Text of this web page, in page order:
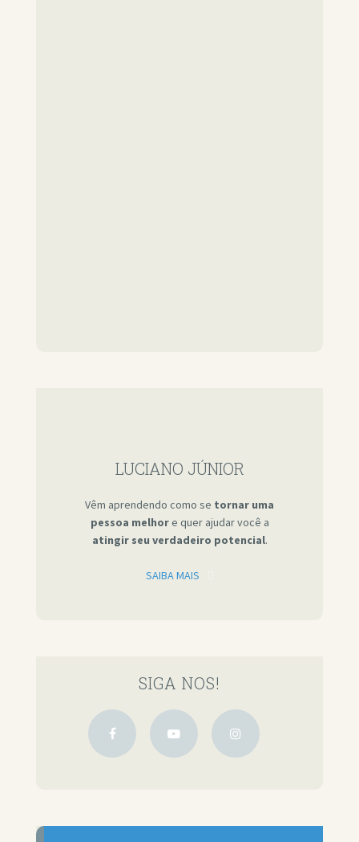
LUCIANO JÚNIOR
Vêm aprendendo como se tornar uma
pessoa melhore quer ajudar você a
atingir seu verdadeiro potencial.
SAIBA MAIS
SIGA NOS!